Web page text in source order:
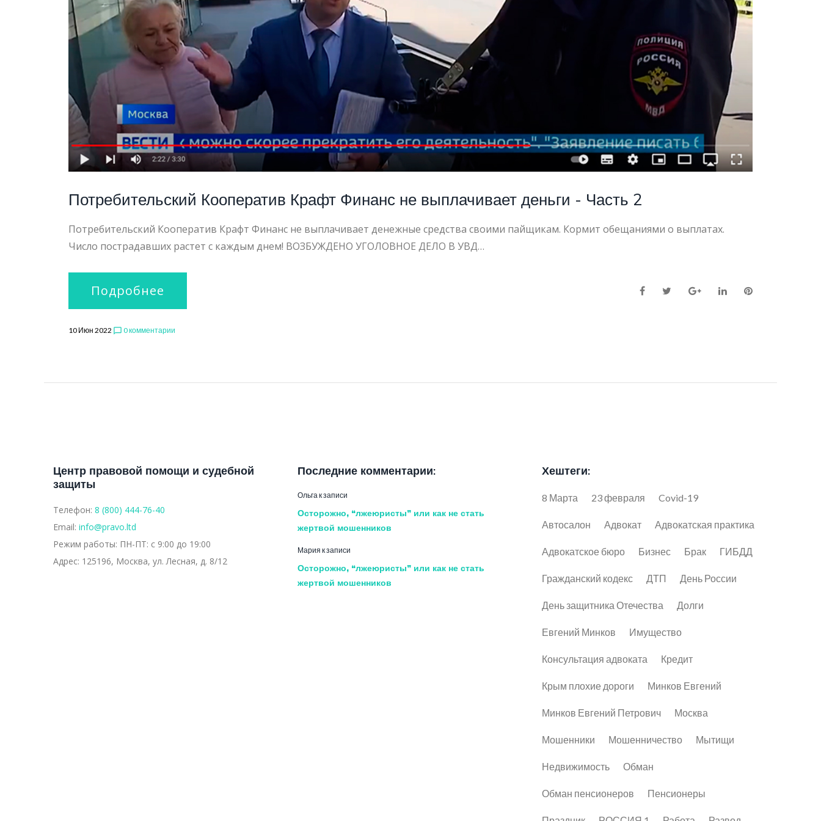
ПОМОЩЬ
ПРИ
МОШЕННИЧЕСТВЕ
Потребительский Кооператив Крафт Финанс не выплачивает деньги - Часть 2
Потребительский Кооператив Крафт Финанс не выплачивает денежные средства своими пайщикам. Кормит обещаниями о выплатах.
Число пострадавших растет с каждым днем! ВОЗБУЖДЕНО УГОЛОВНОЕ ДЕЛО В УВД…
Подробнее FacebookTwitter Google+LinkedIn
10 Июн 2022 chat_bubble_outline 0 комментарии
Центр правовой помощи и судебной
защиты
Телефон: 8 (800) 444-76-40
Email: info@pravo.ltd
Режим работы: ПН-ПТ: с 9:00 до 19:00
Адрес: 125196, Москва, ул. Лесная, д. 8/12
Последние комментарии:
Ольга к записи
Осторожно, “лжеюристы” или как не стать
жертвой мошенников
Мария к записи
Осторожно, “лжеюристы” или как не стать
жертвой мошенников
Хештеги:
8 Марта 23 февраля Covid-19
Автосалон Адвокат Адвокатская практика
Адвокатское бюро Бизнес Брак ГИБДД
Гражданский кодекс ДТП День России
День защитника Отечества Долги
Евгений Минков Имущество
Консультация адвоката Кредит
Крым плохие дороги Минков Евгений
Минков Евгений Петрович Москва
Мошенники Мошенничество Мытищи
Недвижимость Обман
Обман пенсионеров Пенсионеры